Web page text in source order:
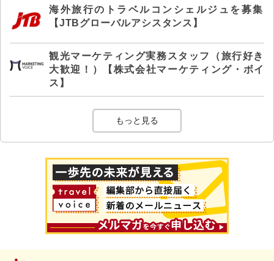
海外旅行のトラベルコンシェルジュを募集
【JTBグローバルアシスタンス】
観光マーケティング実務スタッフ（旅行好き
大歓迎！）【株式会社マーケティング・ボイ
ス】
もっと見る